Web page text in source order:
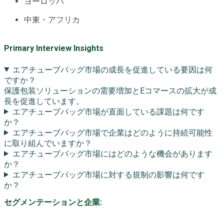
中東・アフリカ
Primary Interview Insights
エアチューブバッグ市場の成長を促進している要因は何
ですか？
保護包装ソリューションの需要増加とEコマースの拡大が成
長を促進しています。
エアチューブバッグ市場が直面している課題は何です
か？
エアチューブバッグ市場で企業はどのように持続可能性
に取り組んでいますか？
エアチューブバッグ市場にはどのような機会があります
か？
エアチューブバッグ市場に対する規制の影響は何です
か？
セグメンテーションと企業: